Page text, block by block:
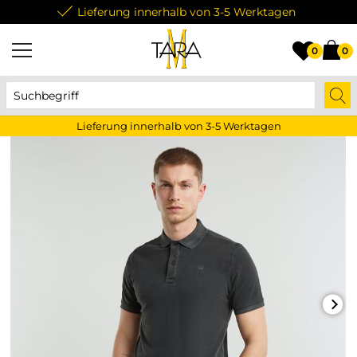
Lieferung innerhalb von 3-5 Werktagen
0 0
Lieferung innerhalb von 3-5 Werktagen